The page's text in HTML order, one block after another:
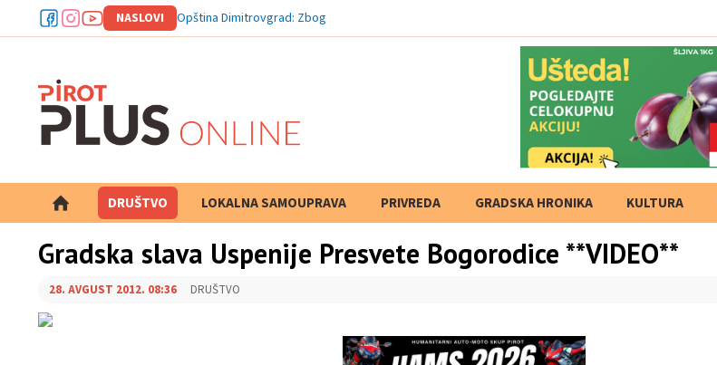
NASLOVI Opština Dimitrovgrad: Zbog izlivanja mazuta,
DRUŠTVO LOKALNA SAMOUPRAVA PRIVREDA GRADSKA HRONIKA KULTURA
PRETRAGA
Gradska slava Uspenije Presvete Bogorodice **VIDEO**
28. AVGUST 2012. 08:36 DRUŠTVO